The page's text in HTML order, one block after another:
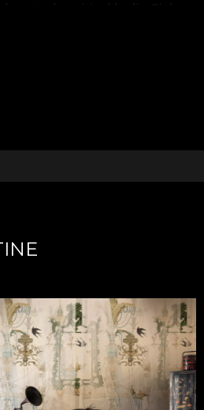
de spiritul ludic. Si de
mai aproape de confortul